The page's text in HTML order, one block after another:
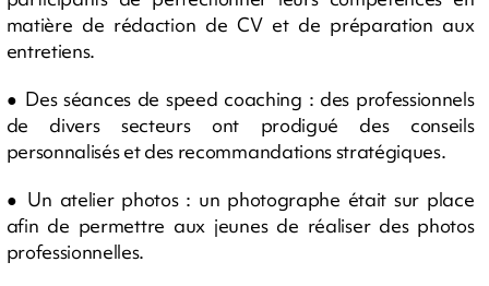
matière de rédaction de CV et de préparation aux
entretiens.
● Des séances de speed coaching : des professionnels
de divers secteurs ont prodigué des conseils
personnalisés et des recommandations stratégiques.
● Un atelier photos : un photographe était sur place
afin de permettre aux jeunes de réaliser des photos
professionnelles.